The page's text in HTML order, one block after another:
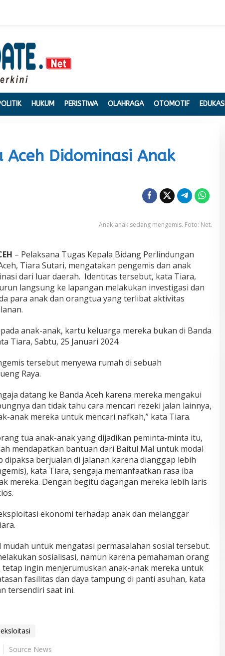
HUKUM PERISTIWA OLAHRAGA OTOMOTIF EDUKASI
Aceh Didominasi Anak
Anak-anak sedang mengemis. Foto: Net.
– Pelaksana Tugas Kepala Bidang Perlindungan
Tiara Sutari, mengatakan pengemis dan anak
dari luar daerah. Identitas tersebut, kata Tiara,
langsung ke lapangan melakukan investigasi dan
para anak dan orangtua yang terlibat aktivitas
anak-anak, kartu keluarga mereka bukan di Banda
Tiara, Sabtu, 25 Januari 2024.
tersebut menyewa rumah di sebuah
Raya.
datang ke Banda Aceh karena mereka mengakui
dan tidak tahu cara mencari rezeki jalan lainnya,
anak mereka untuk mencari nafkah,” kata Tiara.
tua anak-anak yang dijadikan peminta-minta itu,
mendapatkan bantuan dari Baitul Mal untuk modal
dipaksa berjualan di jalanan karena dianggap lebih
kata Tiara, sengaja memanfaatkan rasa iba
mereka. Dengan begitu dagangan mereka lebih laris
ekonomi terhadap anak dan melanggar
untuk mengatasi permasalahan sosial tersebut.
sosialisasi, namun karena pemahaman orang
ingin menjerumuskan anak-anak mereka untuk
fasilitas dan daya tampung di panti asuhan, kata
tersendiri saat ini.
eksloitasi
Source News